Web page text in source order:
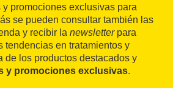
y promociones exclusivas para
se pueden consultar también las
y recibir la newsletterpara
tendencias en tratamientos y
de los productos destacados y
y promociones exclusivas.